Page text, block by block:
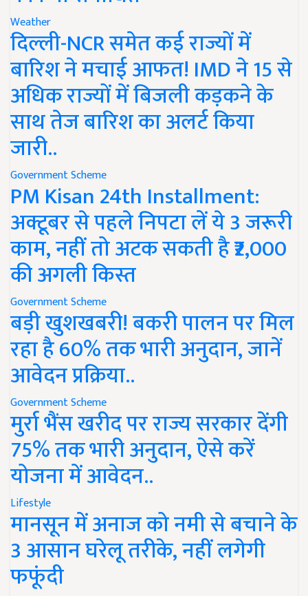
Weather
दिल्ली-NCR समेत कई राज्यों में
बारिश ने मचाई आफत! IMD ने 15 से
अधिक राज्यों में बिजली कड़कने के
साथ तेज बारिश का अलर्ट किया
जारी..
Government Scheme
PM Kisan 24th Installment:
अक्टूबर से पहले निपटा लें ये 3 जरूरी
काम, नहीं तो अटक सकती है ₹2,000
की अगली किस्त
Government Scheme
बड़ी खुशखबरी! बकरी पालन पर मिल
रहा है 60% तक भारी अनुदान, जानें
आवेदन प्रक्रिया..
Government Scheme
मुर्रा भैंस खरीद पर राज्य सरकार देंगी
75% तक भारी अनुदान, ऐसे करें
योजना में आवेदन..
Lifestyle
मानसून में अनाज को नमी से बचाने के
3 आसान घरेलू तरीके, नहीं लगेगी
फफूंदी